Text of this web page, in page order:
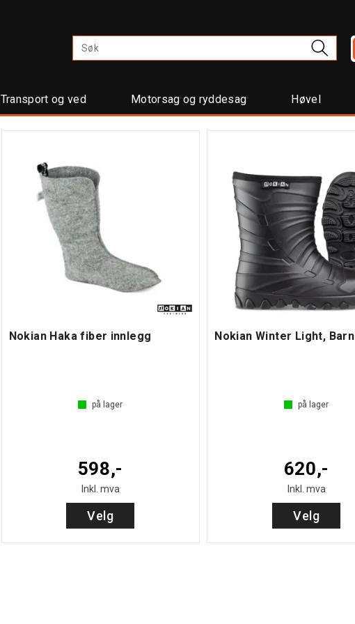
Transport og ved Motorsag og ryddesag Høvel
Nokian Haka fiber innlegg
på lager
598,-
Inkl. mva
Velg
Nokian Winter Light, Barn
på lager
620,-
Inkl. mva
Velg